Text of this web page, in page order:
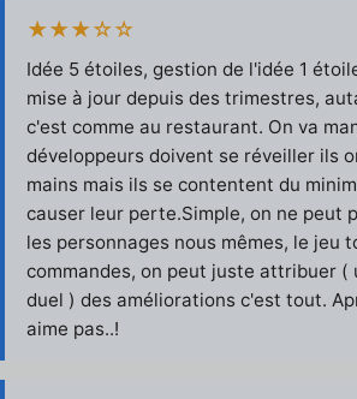
★★★☆☆
Idée 5 étoiles, gestion de l'idée 1
mise à jour depuis des trimestres,
c'est comme au restaurant. On va
développeurs doivent se réveiller ils
mains mais ils se contentent du
causer leur perte.Simple, on ne peut
les personnages nous mêmes, le jeu
commandes, on peut juste attribuer (
duel ) des améliorations c'est tout.
aime pas..!